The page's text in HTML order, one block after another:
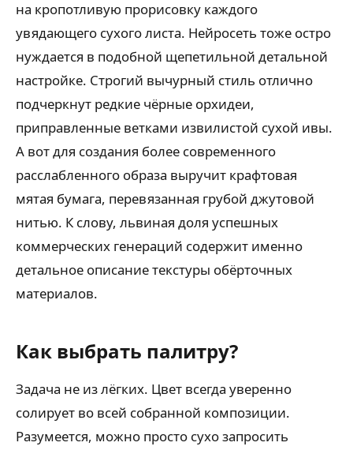
на кропотливую прорисовку каждого
увядающего сухого листа. Нейросеть тоже остро
нуждается в подобной щепетильной детальной
настройке. Строгий вычурный стиль отлично
подчеркнут редкие чёрные орхидеи,
приправленные ветками извилистой сухой ивы.
А вот для создания более современного
расслабленного образа выручит крафтовая
мятая бумага, перевязанная грубой джутовой
нитью. К слову, львиная доля успешных
коммерческих генераций содержит именно
детальное описание текстуры обёрточных
материалов.
Как выбрать палитру?
Задача не из лёгких. Цвет всегда уверенно
солирует во всей собранной композиции.
Разумеется, можно просто сухо запросить